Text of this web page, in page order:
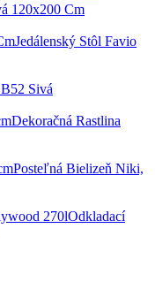
120x200 Cm
Jedálenský Stôl Favio
Sivá
Dekoračná Rastlina
Posteľná Bielizeň Niki,
Odkladací